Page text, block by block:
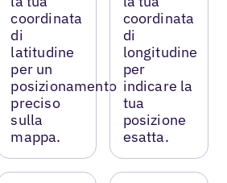
coordinata
di
latitudine
per un
posizionamento
preciso
sulla
mappa.
coordinata
di
longitudine
per
indicare la
tua
posizione
esatta.